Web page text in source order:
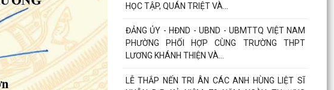
HỌC TẬP, QUÁN TRIỆT VÀ...
ĐẢNG ỦY - HĐND - UBND - UBMTTQ VIỆT NAM
PHƯỜNG PHỐI HỢP CÙNG TRƯỜNG THPT
LƯƠNG KHÁNH THIỆN VÀ...
LỄ THẮP NẾN TRI ÂN CÁC ANH HÙNG LIỆT SĨ